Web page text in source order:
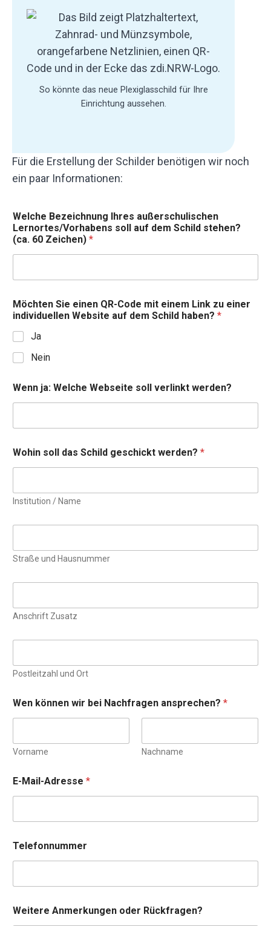
So könnte das neue Plexiglasschild für Ihre
Einrichtung aussehen.
Für die Erstellung der Schilder benötigen wir noch
ein paar Informationen:
Welche Bezeichnung Ihres außerschulischen
Lernortes/Vorhabens soll auf dem Schild stehen?
(ca. 60 Zeichen) *
Möchten Sie einen QR-Code mit einem Link zu einer
individuellen Website auf dem Schild haben? *
Ja
Nein
Wenn ja: Welche Webseite soll verlinkt werden?
Wohin soll das Schild geschickt werden? *
Institution / Name
Straße und Hausnummer
Anschrift Zusatz
Postleitzahl und Ort
Wen können wir bei Nachfragen ansprechen? *
Vorname Nachname
E-Mail-Adresse *
Telefonnummer
Weitere Anmerkungen oder Rückfragen?